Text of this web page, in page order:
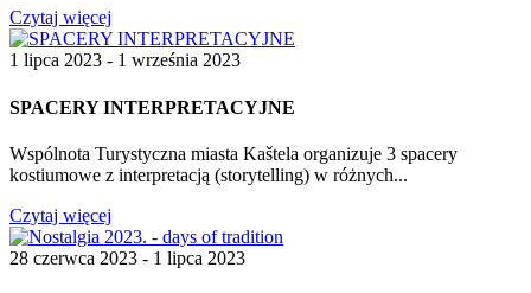
Czytaj więcej
1 lipca 2023 - 1 września 2023
SPACERY INTERPRETACYJNE
Wspólnota Turystyczna miasta Kaštela organizuje 3 spacery
kostiumowe z interpretacją (storytelling) w różnych...
Czytaj więcej
28 czerwca 2023 - 1 lipca 2023